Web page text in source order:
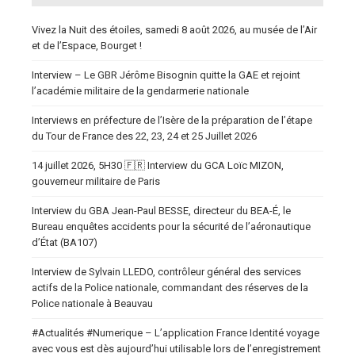
Vivez la Nuit des étoiles, samedi 8 août 2026, au musée de l’Air
et de l’Espace, Bourget !
Interview – Le GBR Jérôme Bisognin quitte la GAE et rejoint
l’académie militaire de la gendarmerie nationale
Interviews en préfecture de l’Isère de la préparation de l’étape
du Tour de France des 22, 23, 24 et 25 Juillet 2026
14 juillet 2026, 5H30 🇫🇷 Interview du GCA Loïc MIZON,
gouverneur militaire de Paris
Interview du GBA Jean-Paul BESSE, directeur du BEA-É, le
Bureau enquêtes accidents pour la sécurité de l’aéronautique
d’État (BA107)
Interview de Sylvain LLEDO, contrôleur général des services
actifs de la Police nationale, commandant des réserves de la
Police nationale à Beauvau
#Actualités #Numerique – L’application France Identité voyage
avec vous est dès aujourd’hui utilisable lors de l’enregistrement